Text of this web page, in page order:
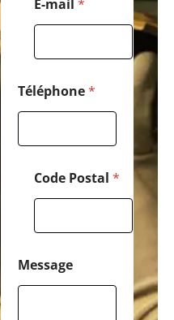
E-mail *
Téléphone*
Code Postal *
Message